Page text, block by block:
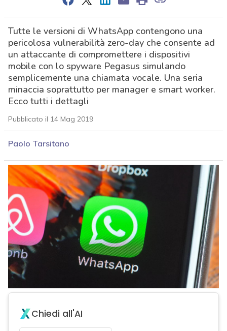
Tutte le versioni di WhatsApp contengono una
pericolosa vulnerabilità zero-day che consente ad
un attaccante di compromettere i dispositivi
mobile con lo spyware Pegasus simulando
semplicemente una chiamata vocale. Una seria
minaccia soprattutto per manager e smart worker.
Ecco tutti i dettagli
Pubblicato il 14 Mag 2019
Paolo Tarsitano
Chiedi all'AI